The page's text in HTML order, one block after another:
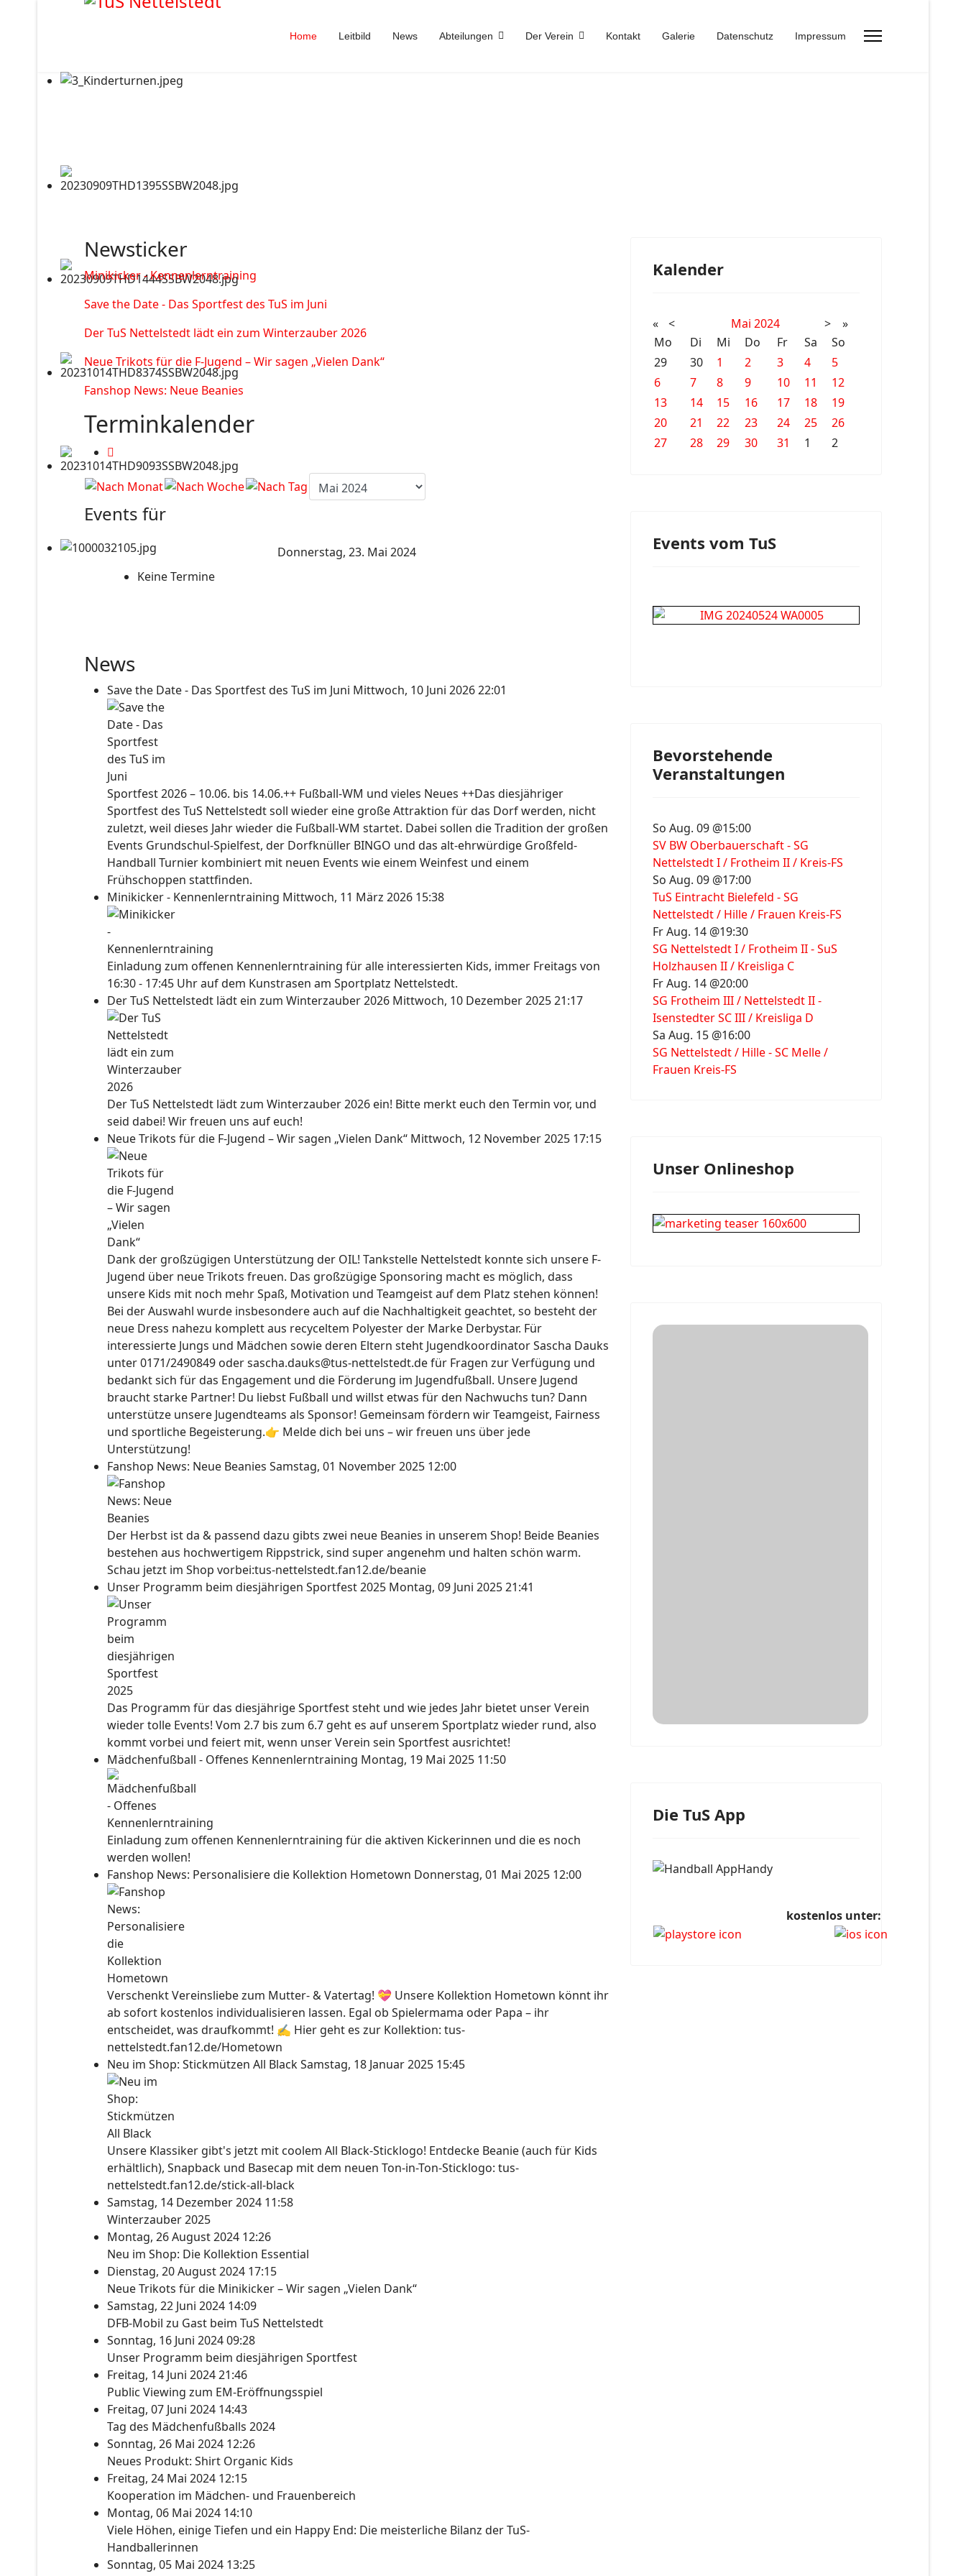
Home Leitbild News Abteilungen Der Verein Kontakt Galerie Datenschutz Impressum
Newsticker
Minikicker - Kennenlerntraining
Save the Date - Das Sportfest des TuS im Juni
Der TuS Nettelstedt lädt ein zum Winterzauber 2026
Neue Trikots für die F-Jugend – Wir sagen „Vielen Dank“
Fanshop News: Neue Beanies
Terminkalender
Events für
Donnerstag, 23. Mai 2024
Keine Termine
News
Save the Date - Das Sportfest des TuS im Juni Mittwoch, 10 Juni 2026 22:01
Sportfest 2026 – 10.06. bis 14.06.++ Fußball-WM und vieles Neues ++Das diesjähriger
Sportfest des TuS Nettelstedt soll wieder eine große Attraktion für das Dorf werden, nicht
zuletzt, weil dieses Jahr wieder die Fußball-WM startet. Dabei sollen die Tradition der großen
Events Grundschul-Spielfest, der Dorfknüller BINGO und das alt-ehrwürdige Großfeld-
Handball Turnier kombiniert mit neuen Events wie einem Weinfest und einem
Frühschoppen stattfinden.
Minikicker - Kennenlerntraining Mittwoch, 11 März 2026 15:38
Einladung zum offenen Kennenlerntraining für alle interessierten Kids, immer Freitags von
16:30 - 17:45 Uhr auf dem Kunstrasen am Sportplatz Nettelstedt.
Der TuS Nettelstedt lädt ein zum Winterzauber 2026 Mittwoch, 10 Dezember 2025 21:17
Der TuS Nettelstedt lädt zum Winterzauber 2026 ein! Bitte merkt euch den Termin vor, und
seid dabei! Wir freuen uns auf euch!
Neue Trikots für die F-Jugend – Wir sagen „Vielen Dank“ Mittwoch, 12 November 2025 17:15
Dank der großzügigen Unterstützung der OIL! Tankstelle Nettelstedt konnte sich unsere F-
Jugend über neue Trikots freuen. Das großzügige Sponsoring macht es möglich, dass
unsere Kids mit noch mehr Spaß, Motivation und Teamgeist auf dem Platz stehen können!
Bei der Auswahl wurde insbesondere auch auf die Nachhaltigkeit geachtet, so besteht der
neue Dress nahezu komplett aus recyceltem Polyester der Marke Derbystar. Für
interessierte Jungs und Mädchen sowie deren Eltern steht Jugendkoordinator Sascha Dauks
unter 0171/2490849 oder sascha.dauks@tus-nettelstedt.de für Fragen zur Verfügung und
bedankt sich für das Engagement und die Förderung im Jugendfußball. Unsere Jugend
braucht starke Partner! Du liebst Fußball und willst etwas für den Nachwuchs tun? Dann
unterstütze unsere Jugendteams als Sponsor! Gemeinsam fördern wir Teamgeist, Fairness
und sportliche Begeisterung.👉 Melde dich bei uns – wir freuen uns über jede
Unterstützung!
Fanshop News: Neue Beanies Samstag, 01 November 2025 12:00
Der Herbst ist da & passend dazu gibts zwei neue Beanies in unserem Shop! Beide Beanies
bestehen aus hochwertigem Rippstrick, sind super angenehm und halten schön warm.
Schau jetzt im Shop vorbei:tus-nettelstedt.fan12.de/beanie
Unser Programm beim diesjährigen Sportfest 2025 Montag, 09 Juni 2025 21:41
Das Programm für das diesjährige Sportfest steht und wie jedes Jahr bietet unser Verein
wieder tolle Events! Vom 2.7 bis zum 6.7 geht es auf unserem Sportplatz wieder rund, also
kommt vorbei und feiert mit, wenn unser Verein sein Sportfest ausrichtet!
Mädchenfußball - Offenes Kennenlerntraining Montag, 19 Mai 2025 11:50
Einladung zum offenen Kennenlerntraining für die aktiven Kickerinnen und die es noch
werden wollen!
Fanshop News: Personalisiere die Kollektion Hometown Donnerstag, 01 Mai 2025 12:00
Verschenkt Vereinsliebe zum Mutter- & Vatertag! 💝 Unsere Kollektion Hometown könnt ihr
ab sofort kostenlos individualisieren lassen. Egal ob Spielermama oder Papa – ihr
entscheidet, was draufkommt! ✍ Hier geht es zur Kollektion: tus-
nettelstedt.fan12.de/Hometown
Neu im Shop: Stickmützen All BlackSamstag, 18 Januar 2025 15:45
Unsere Klassiker gibt's jetzt mit coolem All Black-Sticklogo! Entdecke Beanie (auch für Kids
erhältlich), Snapback und Basecap mit dem neuen Ton-in-Ton-Sticklogo: tus-
nettelstedt.fan12.de/stick-all-black
Samstag, 14 Dezember 2024 11:58
Winterzauber 2025
Montag, 26 August 2024 12:26
Neu im Shop: Die Kollektion Essential
Dienstag, 20 August 2024 17:15
Neue Trikots für die Minikicker – Wir sagen „Vielen Dank“
Samstag, 22 Juni 2024 14:09
DFB-Mobil zu Gast beim TuS Nettelstedt
Sonntag, 16 Juni 2024 09:28
Unser Programm beim diesjährigen Sportfest
Freitag, 14 Juni 2024 21:46
Public Viewing zum EM-Eröffnungsspiel
Freitag, 07 Juni 2024 14:43
Tag des Mädchenfußballs 2024
Sonntag, 26 Mai 2024 12:26
Neues Produkt: Shirt Organic Kids
Freitag, 24 Mai 2024 12:15
Kooperation im Mädchen- und Frauenbereich
Montag, 06 Mai 2024 14:10
Viele Höhen, einige Tiefen und ein Happy End: Die meisterliche Bilanz der TuS-
Handballerinnen
Sonntag, 05 Mai 2024 13:25
Kalender
« < Mai 2024 >
»
Mo
Di Mi Do Fr Sa
So
29
30 1 2 3 4
5
6
7 8 9 10 11
12
13
14 15 16 17 18
19
20
21 22 23 24 25
26
27
28 29 30 31 1 2
Events vom TuS
Bevorstehende
Veranstaltungen
So Aug. 09 @15:00
SV BW Oberbauerschaft - SG
Nettelstedt I / Frotheim II / Kreis-FS
So Aug. 09 @17:00
TuS Eintracht Bielefeld - SG
Nettelstedt / Hille / Frauen Kreis-FS
Fr Aug. 14 @19:30
SG Nettelstedt I / Frotheim II - SuS
Holzhausen II / Kreisliga C
Fr Aug. 14 @20:00
SG Frotheim III / Nettelstedt II -
Isenstedter SC III / Kreisliga D
Sa Aug. 15 @16:00
SG Nettelstedt / Hille - SC Melle /
Frauen Kreis-FS
Unser Onlineshop
Die TuS App
kostenlos unter: